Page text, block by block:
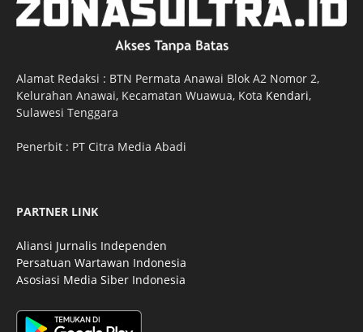
Alamat Redaksi : BTN Permata Anawai Blok A2 Nomor 2,
Kelurahan Anawai, Kecamatan Wuawua, Kota Kendari,
Sulawesi Tenggara
Penerbit : PT Citra Media Abadi
PARTNER LINK
Aliansi Jurnalis Independen
Persatuan Wartawan Indonesia
Asosiasi Media Siber Indonesia